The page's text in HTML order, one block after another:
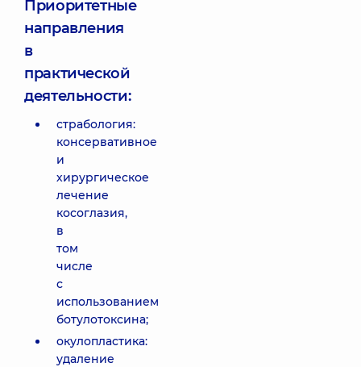
Приоритетные
направления
в
практической
деятельности:
страбология:
консервативное
и
хирургическое
лечение
косоглазия,
в
том
числе
с
использованием
ботулотоксина;
окулопластика:
удаление